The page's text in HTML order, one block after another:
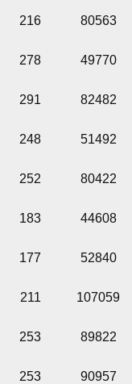
216 80563
278 49770
291 82482
248 51492
252 80422
183 44608
177 52840
211 107059
253 89822
253 90957